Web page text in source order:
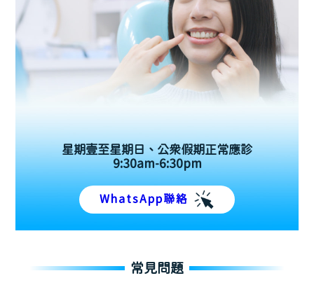
星期壹至星期日、公眾假期正常應診
9:30am-6:30pm
WhatsApp聯絡
常見問題